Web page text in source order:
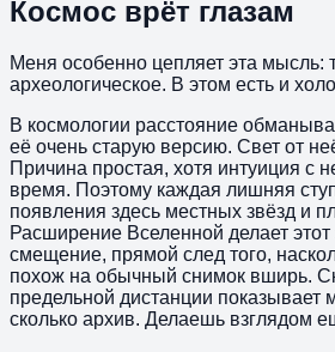
Космос врёт глазам
Меня особенно цепляет эта мысль:
археологическое. В этом есть и
В космологии расстояние
её очень старую версию. Свет от
Причина простая, хотя интуиция с
время. Поэтому каждая лишняя
появления здесь местных звёзд и
Расширение Вселенной делает
смещение, прямой след того,
похож на обычный снимок вширь.
предельной дистанции показывает
сколько архив. Делаешь взглядом